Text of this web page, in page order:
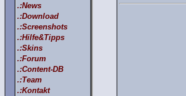
.:News
.:Download
.:Screenshots
.:Hilfe&Tipps
.:Skins
.:Forum
.:Content-DB
.:Team
.:Kontakt